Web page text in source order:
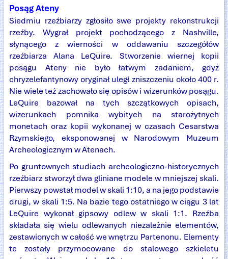
Posąg Ateny
Siedmiu rzeźbiarzy zgłosiło swe projekty rekonstrukcji
rzeźby. Wygrał projekt pochodzącego z Nashville,
słynącego z wierności w oddawaniu szczegółów
rzeźbiarza Alana LeQuire. Stworzenie wiernej kopii
posągu Ateny nie było łatwym zadaniem, gdyż
chryzelefantynowy oryginał uległ zniszczeniu około 400 r.
Nie wiele też zachowało się opisów i wizerunków posągu.
LeQuire bazował na tych szczątkowych opisach,
wizerunkach pomnika wybitych na starożytnych
monetach oraz kopii wykonanej w czasach Cesarstwa
Rzymskiego, eksponowanej w Narodowym Muzeum
Archeologicznym w Atenach.
Po gruntownych studiach archeologiczno-historycznych
rzeźbiarz stworzył dwa gliniane modele w mniejszej skali.
Pierwszy powstał model w skali 1:10, a na jego podstawie
drugi, w skali 1:5. Na bazie tego ostatniego w ciągu 3 lat
LeQuire wykonał gipsowy odlew w skali 1:1. Rzeźba
składała się wielu odlewanych niezależnie elementów,
zestawionych w całość we wnętrzu Partenonu. Elementy
te zostały przymocowane do stalowego szkieletu